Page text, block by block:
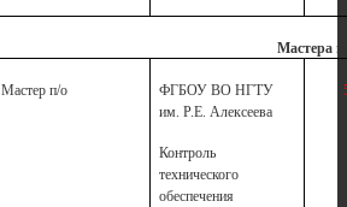
Мастера
Мастер п/о
ФГБОУ ВО НГТУ
им. Р.Е. Алексеева
Контроль
технического
обеспечения